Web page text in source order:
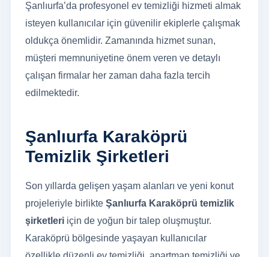
Şanlıurfa’da profesyonel ev temizliği hizmeti almak
isteyen kullanıcılar için güvenilir ekiplerle çalışmak
oldukça önemlidir. Zamanında hizmet sunan,
müşteri memnuniyetine önem veren ve detaylı
çalışan firmalar her zaman daha fazla tercih
edilmektedir.
Şanlıurfa Karaköprü
Temizlik Şirketleri
Son yıllarda gelişen yaşam alanları ve yeni konut
projeleriyle birlikte Şanlıurfa Karaköprü temizlik
şirketleriiçin de yoğun bir talep oluşmuştur.
Karaköprü bölgesinde yaşayan kullanıcılar